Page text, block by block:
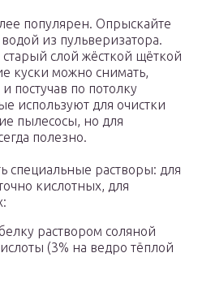
популярен. Опрыскайте
из пульверизатора.
старый слой жёсткой щёткой
куски можно снимать,
постучав по потолку
используют для очистки
пылесосы, но для
полезно.
специальные растворы: для
кислотных, для
раствором соляной
(3% на ведро тёплой